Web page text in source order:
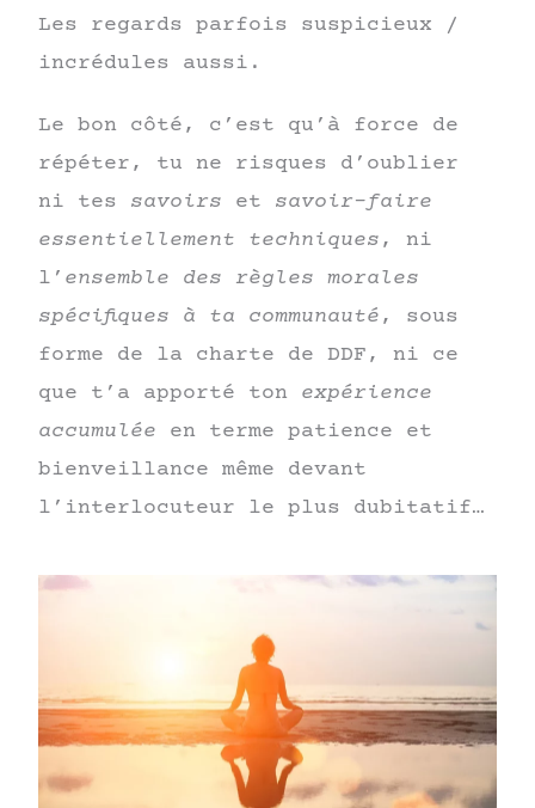
Les regards parfois suspicieux /
incrédules aussi.
Le bon côté, c’est qu’à force de
répéter, tu ne risques d’oublier
ni tes savoirs et savoir-faire
essentiellement techniques , ni
l’ ensemble des règles morales
spécifiques à ta communauté , sous
forme de la charte de DDF, ni ce
que t’a apporté ton expérience
accumulée en terme patience et
bienveillance même devant
l’interlocuteur le plus dubitatif…